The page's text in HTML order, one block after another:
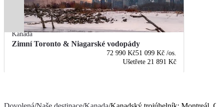
Kanada
Zimní Toronto & Niagarské vodopády
72 990 Kč51 099 Kč /os.
Ušetřete 21 891 Kč